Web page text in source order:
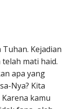
Kejadian
mati haid.
apa yang
Nya? Kita
kamu